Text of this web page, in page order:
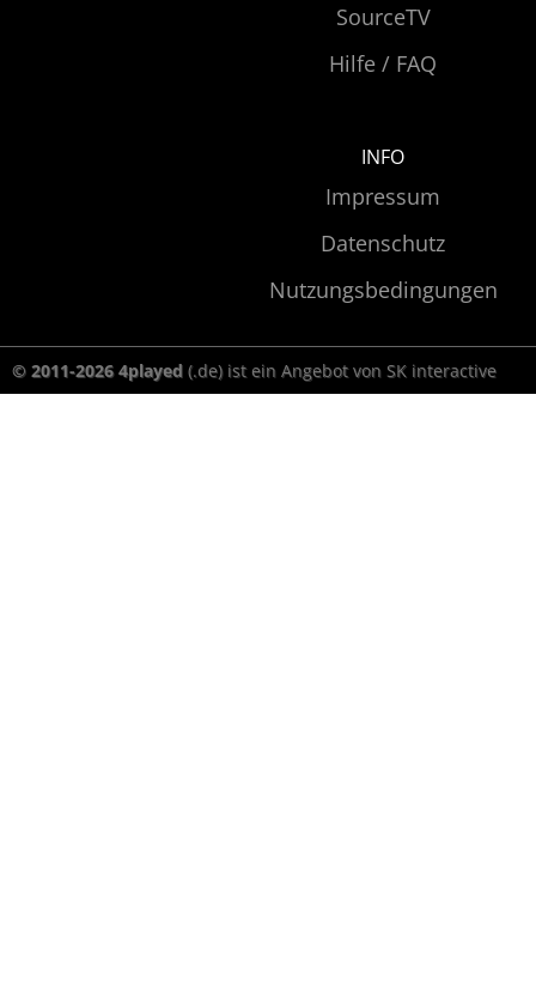
SourceTV
Hilfe / FAQ
INFO
Impressum
Datenschutz
Nutzungsbedingungen
© 2011-2026 4played (.de) ist ein Angebot von SK interactive